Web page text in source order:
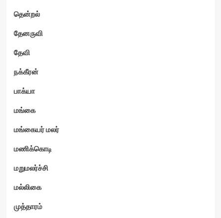
தென்றல்
தேனருவி
தேவி
நக்கீரன்
பாக்யா
மங்கை
மங்கையர் மலர்
மணிக்கொடி
மறுமலர்ச்சி
மல்லிகை
முத்தாரம்